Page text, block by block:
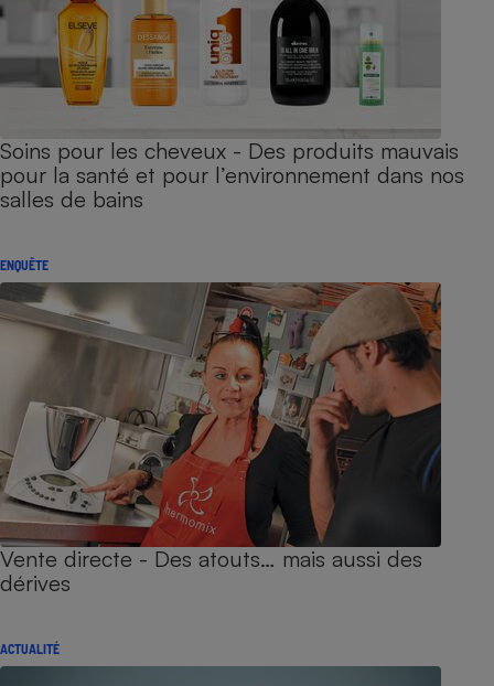
Soins pour les cheveux - Des produits mauvais
pour la santé et pour l’environnement dans nos
salles de bains
ENQUÊTE
Vente directe - Des atouts… mais aussi des
dérives
ACTUALITÉ